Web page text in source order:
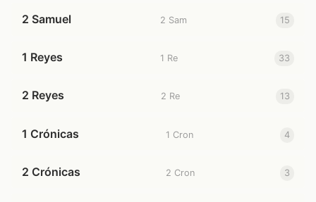
2 Samuel 2 Sam 15
1 Reyes 1 Re 33
2 Reyes 2 Re 13
1 Crónicas 1 Cron 4
2 Crónicas 2 Cron 3